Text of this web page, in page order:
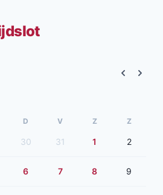
D V Z Z
30 31 1 2
6 7 8 9